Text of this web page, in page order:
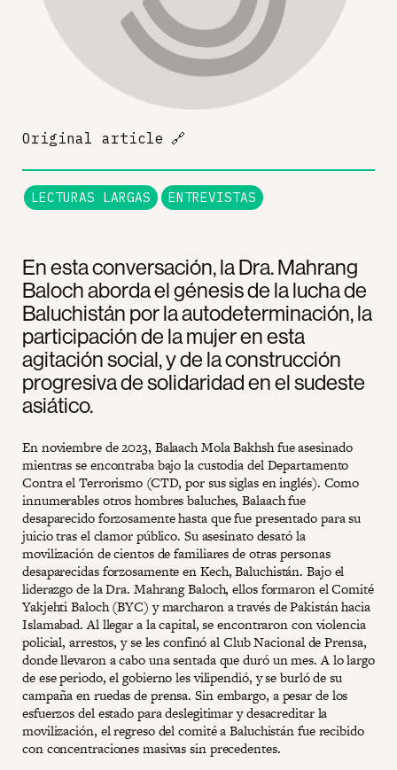
En esta conversación, la Dra. Mahrang
Baloch aborda el génesis de la lucha de
Baluchistán por la autodeterminación, la
participación de la mujer en esta
agitación social, y de la construcción
progresiva de solidaridad en el sudeste
asiático.
En noviembre de 2023, Balaach Mola Bakhsh fue asesinado
mientras se encontraba bajo la custodia del Departamento
Contra el Terrorismo (CTD, por sus siglas en inglés). Como
innumerables otros hombres baluches, Balaach fue
desaparecido forzosamente hasta que fue presentado para su
juicio tras el clamor público. Su asesinato desató la
movilización de cientos de familiares de otras personas
desaparecidas forzosamente en Kech, Baluchistán. Bajo el
liderazgo de la Dra. Mahrang Baloch, ellos formaron el Comité
Yakjehti Baloch (BYC) y marcharon a través de Pakistán hacia
Islamabad. Al llegar a la capital, se encontraron con violencia
policial, arrestos, y se les confinó al Club Nacional de Prensa,
donde llevaron a cabo una sentada que duró un mes. A lo largo
de ese periodo, el gobierno les vilipendió, y se burló de su
campaña en ruedas de prensa. Sin embargo, a pesar de los
esfuerzos del estado para deslegitimar y desacreditar la
movilización, el regreso del comité a Baluchistán fue recibido
con concentraciones masivas sin precedentes.
Original article 🔗
LECTURAS LARGAS ENTREVISTAS